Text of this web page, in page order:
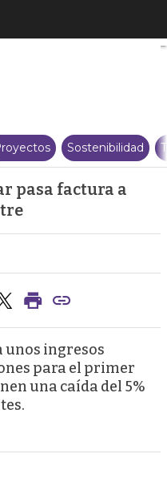
del dólar pasa
Sostenibilidad
pasa factura a
ingresos
para el primer
una caída del 5%